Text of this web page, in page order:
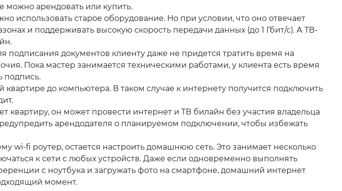
можно арендовать или купить.
использовать старое оборудование. Но при условии, что оно отвечает
и поддерживать высокую скорость передачи данных (до 1 Гбит/с). А ТВ-
документов клиенту даже не придется тратить время на
Пока мастер занимается техническими работами, у клиента есть время
подпись.
до компьютера. В таком случае к интернету получится подключить
он может провести интернет и ТВ билайн без участия владельца
арендодателя о планируемом подключении, чтобы избежать
wi-fi роутер, остается настроить домашнюю сеть. Это занимает несколько
к сети с любых устройств. Даже если одновременно выполнять
с ноутбука и загружать фото на смартфоне, домашний интернет
момент.